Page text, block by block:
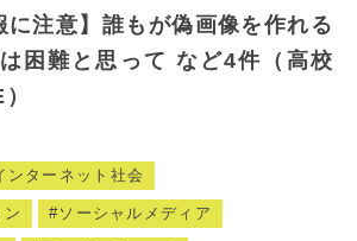
に注意】誰もが偽画像を作れる
困難と思って など4件（高校
ンターネット社会
ソーシャルメディア